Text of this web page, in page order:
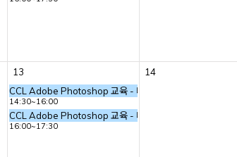
13
CCL Adobe Photoshop 교육 - 타이포그래피 이미지 만들기
14:30~16:00
CCL Adobe Photoshop 교육 - 타이포그래피 이미지 만들기
16:00~17:30
14